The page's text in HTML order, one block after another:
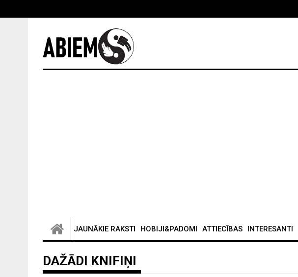
JAUNĀKIE RAKSTI HOBIJI&PADOMI ATTIECĪBAS INTERESANTI
DAŽĀDI KNIFIŅI